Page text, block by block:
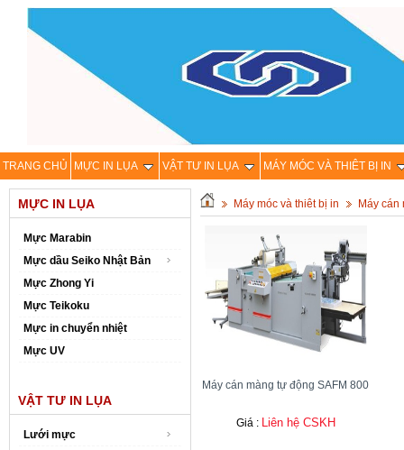
TRANG CHỦ MỰC IN LỤA VẬT TƯ IN LỤA MÁY MÓC VÀ THIÊT BỊ IN
MỰC IN LỤA
Mực Marabin
Mực dầu Seiko Nhật Bản
Mực Zhong Yi
Mực Teikoku
Mực in chuyển nhiệt
Mực UV
VẬT TƯ IN LỤA
Lưới mực
Máy móc và thiêt bị in Máy cán
Máy cán màng tự động SAFM 800
Giá : Liên hệ CSKH